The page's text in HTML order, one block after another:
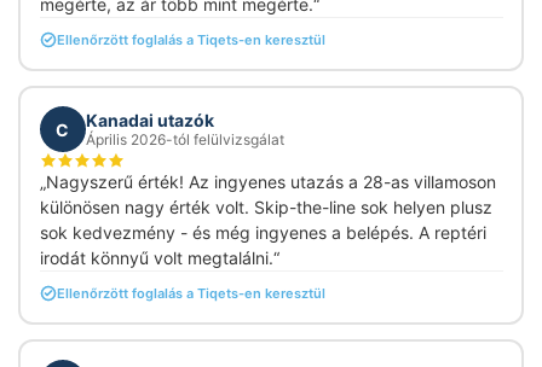
megérte, az ár több mint megérte.“
Ellenőrzött foglalás a Tiqets-en keresztül
C Kanadai utazók
Április 2026-tól felülvizsgálat
„Nagyszerű érték! Az ingyenes utazás a 28-as villamoson
különösen nagy érték volt. Skip-the-line sok helyen plusz
sok kedvezmény - és még ingyenes a belépés. A reptéri
irodát könnyű volt megtalálni.“
Ellenőrzött foglalás a Tiqets-en keresztül